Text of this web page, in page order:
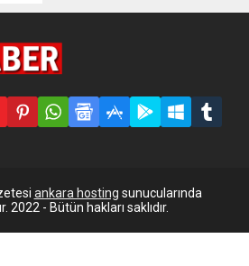
ankara hosting sunucularında
2022 - Bütün hakları saklıdır.